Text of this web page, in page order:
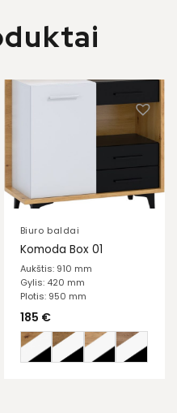
Biuro baldai
Komoda Box 01
Aukštis: 910 mm
Gylis: 420 mm
Plotis: 950 mm
185 €